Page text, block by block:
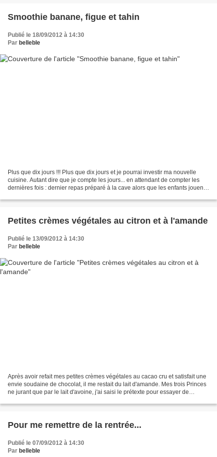
Smoothie banane, figue et tahin
Publié le 18/09/2012 à 14:30
Par belleble
Plus que dix jours !!! Plus que dix jours et je pourrai investir ma nouvelle
cuisine. Autant dire que je compte les jours... en attendant de compter les
dernières fois : dernier repas préparé à la cave alors que les enfants jouent
Petites crèmes végétales au citron et à l'amande
Publié le 13/09/2012 à 14:30
Par belleble
Après avoir refait mes petites crèmes végétales au cacao cru et satisfait une
envie soudaine de chocolat, il me restait du lait d'amande. Mes trois Princes
ne jurant que par le lait d'avoine, j'ai saisi le prétexte pour essayer de
Pour me remettre de la rentrée...
Publié le 07/09/2012 à 14:30
Par belleble